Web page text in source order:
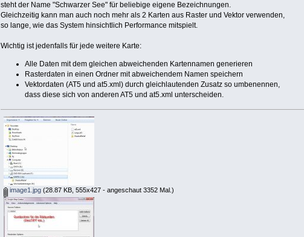
steht der Name "Schwarzer See" für beliebige eigene Bezeichnungen.
Gleichzeitig kann man auch noch mehr als 2 Karten aus Raster und Vektor verwenden,
so lange, wie das System hinsichtlich Performance mitspielt.
Wichtig ist jedenfalls für jede weitere Karte:
Alle Daten mit dem gleichen abweichenden Kartennamen generieren
Rasterdaten in einen Ordner mit abweichendem Namen speichern
Vektordaten (AT5 und at5.xml) durch gleichlautenden Zusatz so umbenennen,
dass diese sich von anderen AT5 und at5.xml unterscheiden.
image1.jpg (28.87 KB, 555x427 - angeschaut 3352 Mal.)